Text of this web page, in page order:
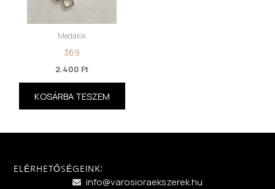
Medálok
369
2.400 Ft
KOSÁRBA TESZEM
ELÉRHETŐSÉGEINK:
info@varosioraekszerek.hu